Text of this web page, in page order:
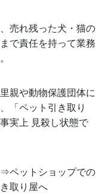
売れ残った犬・猫の
で責任を持って業務
親や動物保護団体に
「ペット引き取り
実上 見殺し状態で
ペットショップでの
取り屋へ